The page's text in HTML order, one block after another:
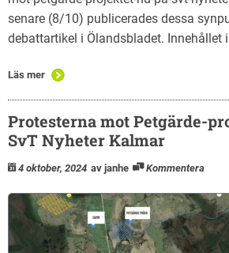
senare (8/10) publicerades dessa
debattartikel i Ölandsbladet. Innehållet
Läs mer
Protesterna mot Petgärde-
SvT Nyheter Kalmar
4 oktober, 2024 av janhe Kommentera